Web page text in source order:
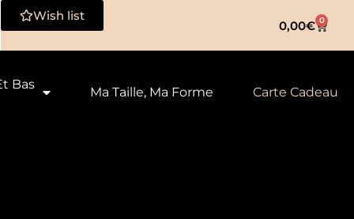
Wish list
0,00€ 0
Bas
Ma Taille, Ma Forme Carte Cadeau